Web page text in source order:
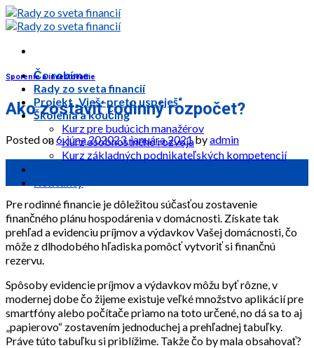
Skip
to
Čo robíme
Rady zo sveta financií
Projekt „Vieš–preto uspeješ“
Školenia a koučing
Kurz pre budúcich manažérov
Kurz osobnostného rozvoja
Kurz základných podnikateľských kompetencií
Sporenie a investovanie
Ako zostaviť rodinný rozpočet?
Posted on6. júna 202023. januára 2021byadmin
Pre rodinné financie je dôležitou súčasťou zostavenie
finančného plánu hospodárenia v domácnosti. Získate tak
prehľad a evidenciu príjmov a výdavkov Vašej domácnosti, čo
môže z dlhodobého hľadiska pomôcť vytvoriť si finančnú
rezervu.
Spôsoby evidencie príjmov a výdavkov môžu byť rôzne, v
modernej dobe čo žijeme existuje veľké množstvo aplikácií pre
smartfóny alebo počítače priamo na toto určené, no dá sa to aj
„papierovo“ zostavením jednoduchej a prehľadnej tabuľky.
Práve túto tabuľku si priblížime. Takže čo by mala obsahovať?